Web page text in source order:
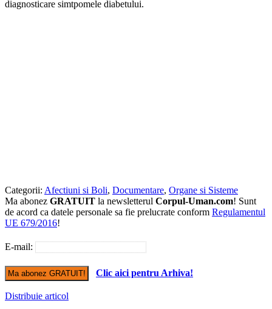
diagnosticare simtpomele diabetului.
Categorii: Afectiuni si Boli, Documentare, Organe si Sisteme
Ma abonez GRATUIT la newsletterul Corpul-Uman.com! Sunt
de acord ca datele personale sa fie prelucrate conform Regulamentul
UE 679/2016!
E-mail:
Clic aici pentru Arhiva!
Distribuie articol